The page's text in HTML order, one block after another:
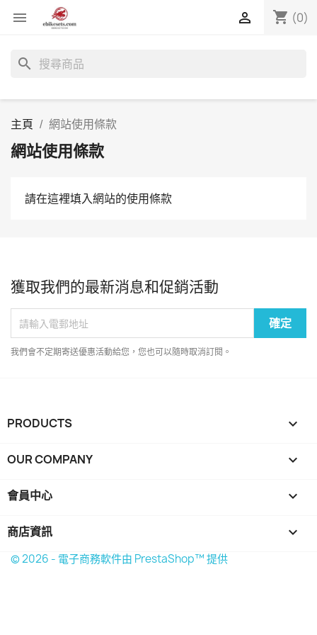
 shopping_cart (0)

search
主頁 網站使用條款
網站使用條款
請在這裡填入網站的使用條款
獲取我們的最新消息和促銷活動
我們會不定期寄送優惠活動給您，您也可以隨時取消訂閱。
PRODUCTS 
OUR COMPANY 
會員中心 
商店資訊 keyboard_arrow_down
© 2026 - 電子商務軟件由 PrestaShop™ 提供